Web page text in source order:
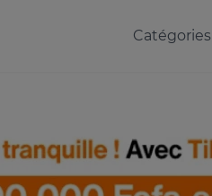
Catégories